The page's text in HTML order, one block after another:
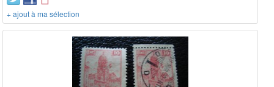
+ ajout à ma sélection